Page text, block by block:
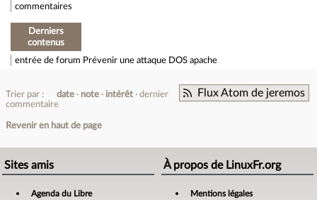
commentaires
Derniers
contenus
entrée de forum Prévenir une attaque DOS apache
Flux Atom de jeremos
Trier par : date note intérêt
dernier
commentaire
Revenir en haut de page
Sites amis
Agenda du Libre
À propos de LinuxFr.org
Mentions légales